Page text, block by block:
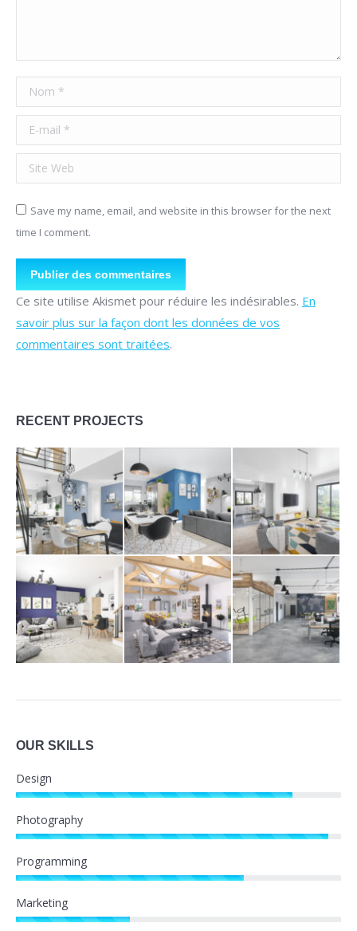
Nom *
E-mail *
Site Web
Save my name, email, and website in this browser for the next
time I comment.
Publier des commentaires
Ce site utilise Akismet pour réduire les indésirables. En
savoir plus sur la façon dont les données de vos
commentaires sont traitées.
RECENT PROJECTS
OUR SKILLS
Design
Photography
Programming
Marketing